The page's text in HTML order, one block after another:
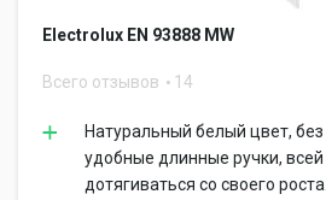
Electrolux EN 93888 MW
Всего отзывов 14
Натуральный белый цвет,
удобные длинные ручки,
дотягиваться со своего